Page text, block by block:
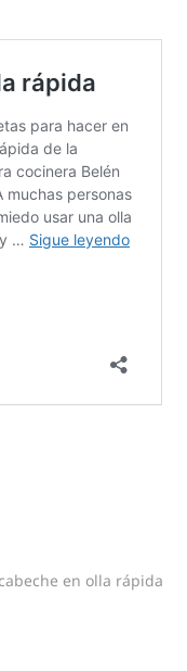
en olla rápida